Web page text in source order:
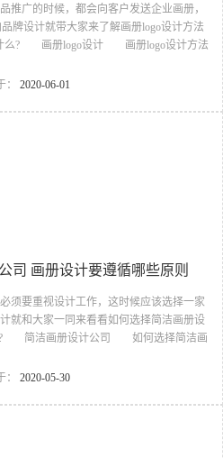
广的时候，都会向客户发送企业画册，
牌设计就带大家来了解画册logo设计方法
什么? 画册logo设计 画册logo设计方法
特征置于LOGO的主要视觉部位或加以烘
中对立体形象进行强调、取舍、浓缩,以
： 2020-06-01
司 画册设计要遵循哪些原则
要重视设计工作，这时候应该选择一家
就和大家一同来看看如何选择简洁画册设
? 简洁画册设计公司 如何选择简洁画
在招标的过程中可以根据查询到的信息进
计公司综合实力的指标。做工精细的上海
： 2020-05-30